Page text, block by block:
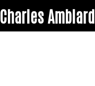
Charles Amblard